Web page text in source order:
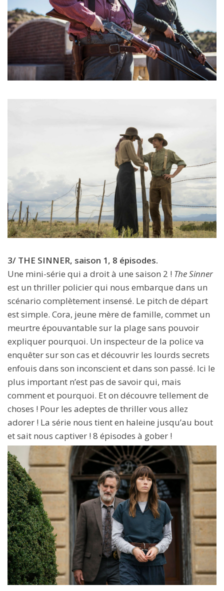
3/ THE SINNER, saison 1, 8 épisodes.
Une mini-série qui a droit à une saison 2 ! The Sinner
est un thriller policier qui nous embarque dans un
scénario complètement insensé. Le pitch de départ
est simple. Cora, jeune mère de famille, commet un
meurtre épouvantable sur la plage sans pouvoir
expliquer pourquoi. Un inspecteur de la police va
enquêter sur son cas et découvrir les lourds secrets
enfouis dans son inconscient et dans son passé. Ici le
plus important n’est pas de savoir qui, mais
comment et pourquoi. Et on découvre tellement de
choses ! Pour les adeptes de thriller vous allez
adorer ! La série nous tient en haleine jusqu’au bout
et sait nous captiver ! 8 épisodes à gober !